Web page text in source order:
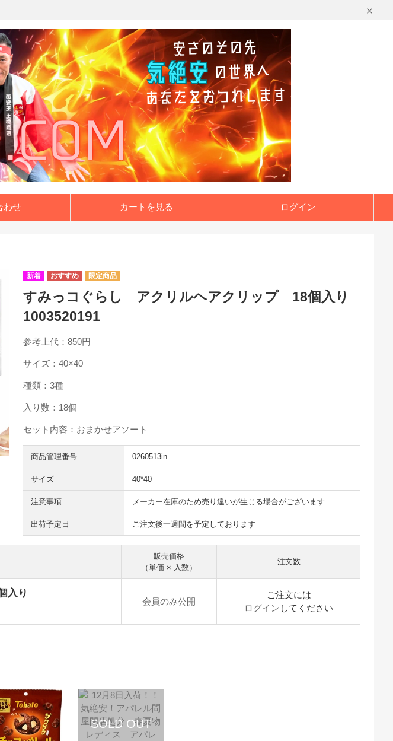
わせ カートを見る ログイン
すみっコぐらし アクリルヘアクリップ 18個入り
1003520191
参考上代：850円
サイズ：40×40
種類：3種
入り数：18個
セット内容：おまかせアソート
商品管理番号 0260513in
サイズ 40*40
注意事項 メーカー在庫のため売り違いが生じる場合がございます
出荷予定日 ご注文後一週間を予定しております
販売価格
（単価 × 入数）
注文数
入り
会員のみ公開
ご注文には
ログイン してください